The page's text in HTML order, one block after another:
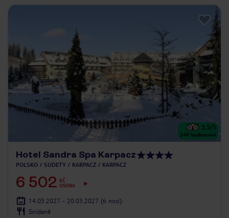
3.5/5
349 hodnocení
Hotel Sandra Spa Karpacz
POLSKO SUDETY KARPACZ KARPACZ
6 502 KČ
OSOBA
14.03.2027 - 20.03.2027 (6 nocí)
Snídaně